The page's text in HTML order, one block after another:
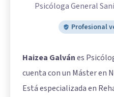
Psicóloga General
Profesional
Haizea Galvánes
cuenta con un Máster en
Está especializada en